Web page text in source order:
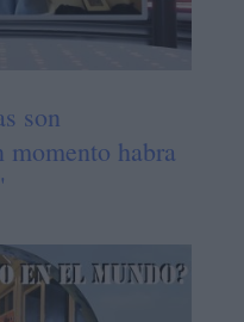
son
momento habra